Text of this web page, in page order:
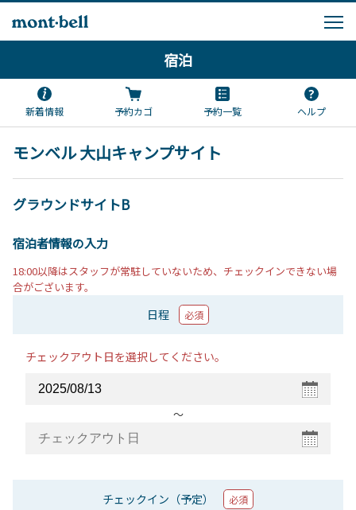
宿泊
新着情報 予約カゴ 予約一覧 ヘルプ
モンベル 大山キャンプサイト
グラウンドサイトB
宿泊者情報の入力
18:00以降はスタッフが常駐していないため、チェックインできない場
合がございます。
日程 必須
チェックアウト日を選択してください。
〜
チェックイン（予定） 必須